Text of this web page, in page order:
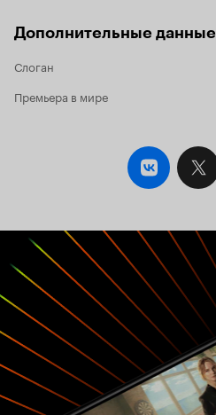
Дополнительные данные
Слоган
Премьера в мире